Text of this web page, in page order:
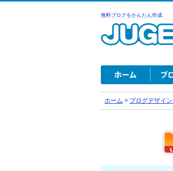
無料ブログをかんたん作成
ホーム > ブログデザイ